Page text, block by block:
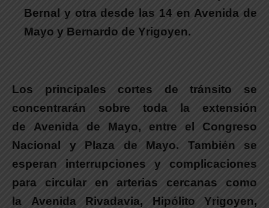
Bernal y otra desde las 14 en Avenida de
Mayo y Bernardo de Yrigoyen.
Los principales cortes de tránsito se
concentrarán sobre toda la extensión
de Avenida de Mayo, entre el Congreso
Nacional y Plaza de Mayo. También se
esperan interrupciones y complicaciones
para circular en arterias cercanas como
la Avenida Rivadavia, Hipólito Yrigoyen,